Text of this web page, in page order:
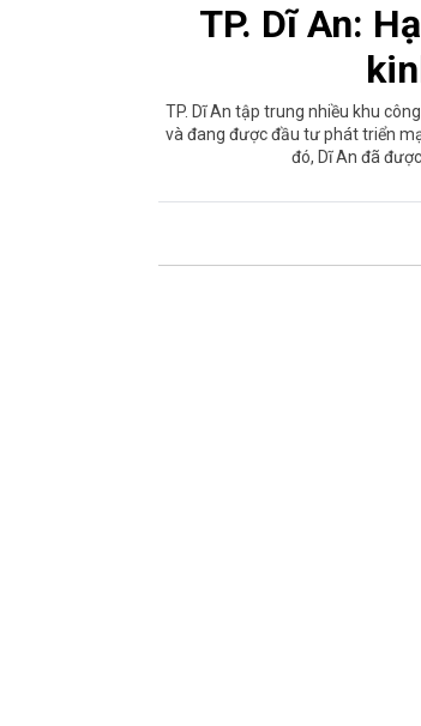
TP. Dĩ An:
TP. Dĩ An tập trung nhiều khu
và đang được đầu tư phát triển
đó, Dĩ An đã